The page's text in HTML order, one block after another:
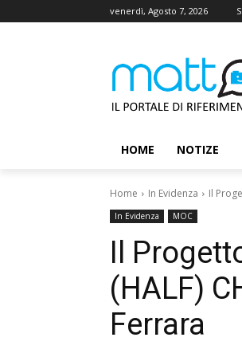
venerdì, Agosto 7, 2026
HOME NOTIZE
Home In Evidenza Il
In Evidenza MOC
Il
(HALF)
Ferrara